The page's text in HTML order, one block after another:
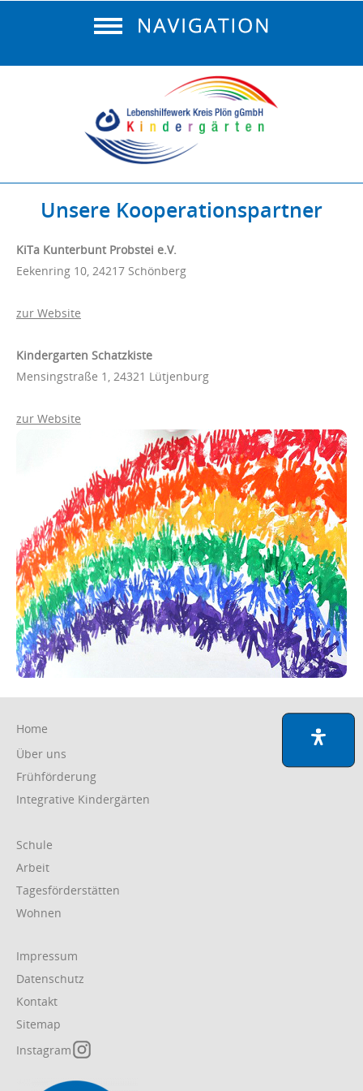
Unsere Kooperationspartner
KiTa Kunterbunt Probstei e.V.
Eekenring 10, 24217 Schönberg
zur Website
Kindergarten Schatzkiste
Mensingstraße 1, 24321 Lütjenburg
zur Website
überspringen
Home
Über uns
Frühförderung
Integrative Kindergärten
überspringen
Schule
Arbeit
Tagesförderstätten
Wohnen
überspringen
Impressum
Datenschutz
Kontakt
Sitemap
Instagram